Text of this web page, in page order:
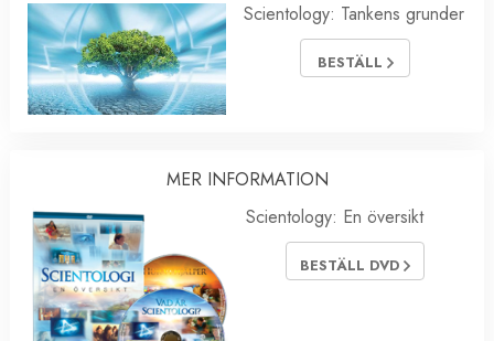
Scientology: Tankens grunder
BESTÄLL
MER INFORMATION
Scientology: En översikt
BESTÄLL DVD